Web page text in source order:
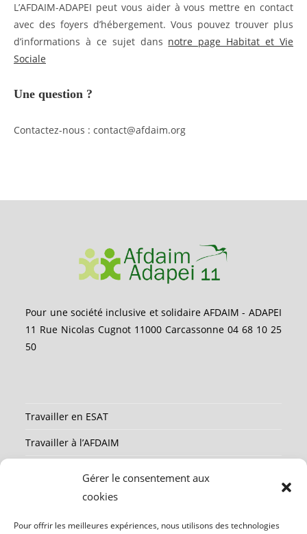
Gérer le consentement aux
cookies
Pour offrir les meilleures expériences, nous utilisons des technologies
L’AFDAIM-ADAPEI peut vous aider à vous mettre en contact
avec des foyers d’hébergement. Vous pouvez trouver plus
d’informations à ce sujet dans notre page Habitat et Vie
Sociale
Une question ?
Contactez-nous : contact@afdaim.org
Pour une société inclusive et solidaire AFDAIM - ADAPEI
11 Rue Nicolas Cugnot 11000 Carcassonne 04 68 10 25
50
Travailler en ESAT
Travailler à l’AFDAIM
Mentions légales